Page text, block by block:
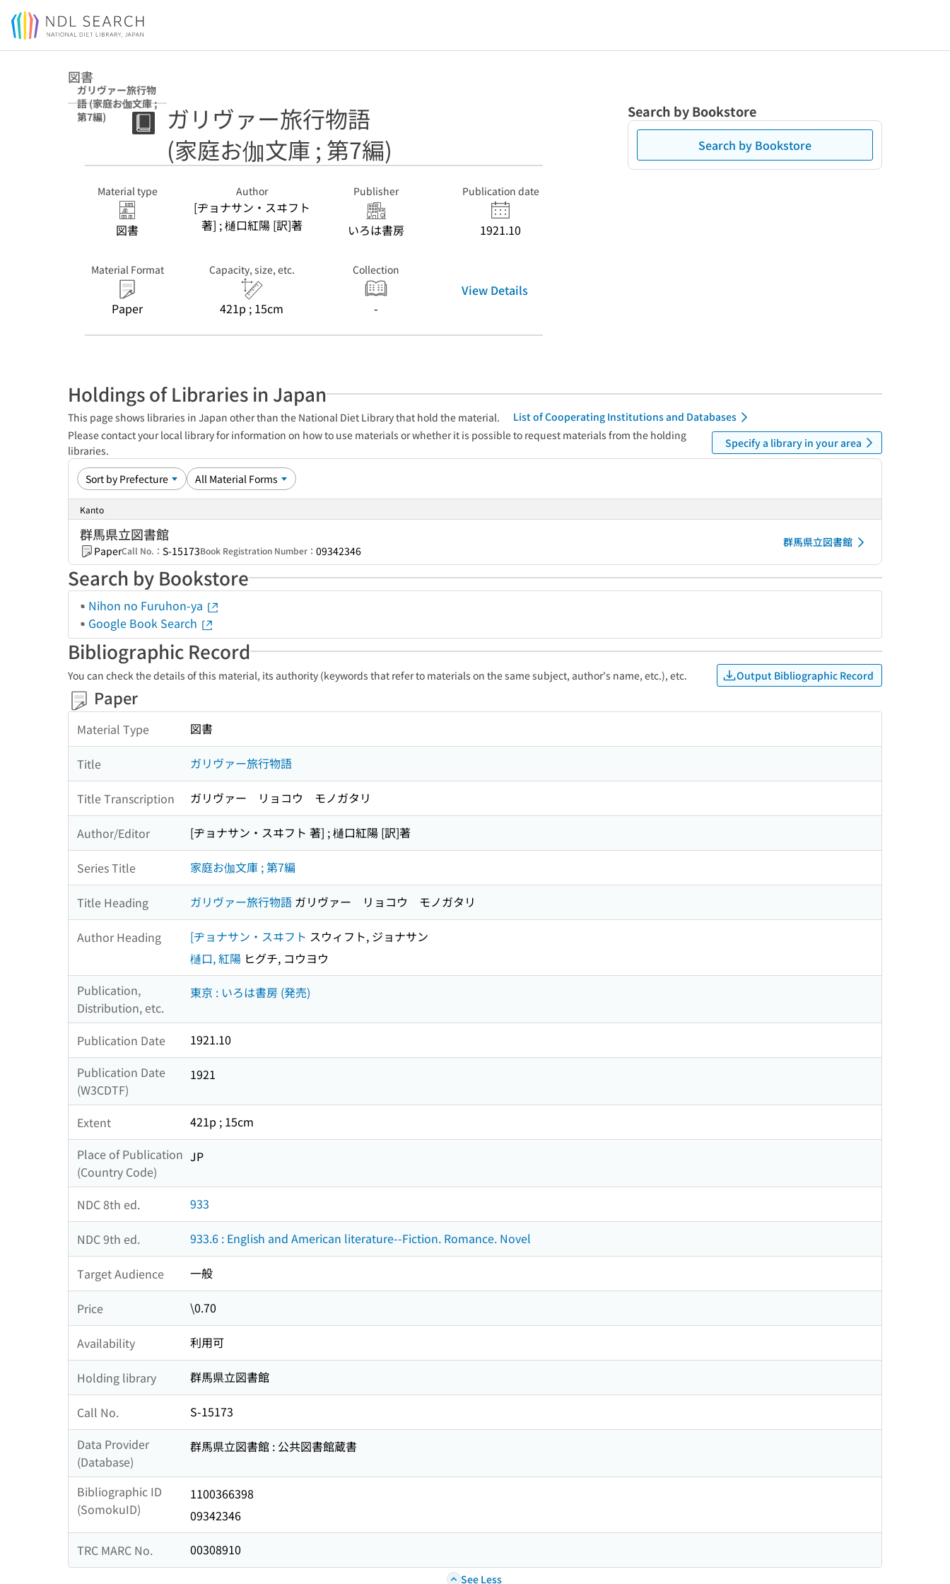
Jump to main content
図書
ガリヴァー旅行物
語 (家庭お伽文庫 ;
第7編)
ガリヴァー旅行物語
(家庭お伽文庫 ; 第7編)
Material type
図書
Author
[ヂョナサン・スヰフト
著] ; 樋口紅陽 [訳]著
Publisher
いろは書房
Publication date
1921.10
Material Format
Paper
Capacity, size, etc.
421p ; 15cm
Collection
-
View Details
Search by Bookstore
Search by Bookstore
Holdings of Libraries in Japan
This page shows libraries in Japan other than the National Diet Library that hold the material.
List of Cooperating Institutions and Databases
Please contact your local library for information on how to use materials or whether it is possible to request materials from the holding
libraries.
Specify a library in your area
Kanto
群馬県立図書館
PaperCall No.： S-15173Book Registration Number： 09342346
群馬県立図書館
Search by Bookstore
Nihon no Furuhon-ya
Google Book Search
Bibliographic Record
You can check the details of this material, its authority (keywords that refer to materials on the same subject, author's name, etc.), etc. Output Bibliographic Record
Paper
Material Type 図書
Title ガリヴァー旅行物語
Title Transcription ガリヴァー リョコウ モノガタリ
Author/Editor [ヂョナサン・スヰフト 著] ; 樋口紅陽 [訳]著
Series Title 家庭お伽文庫 ; 第7編
Title Heading ガリヴァー旅行物語 ガリヴァー リョコウ モノガタリ
Author Heading [ヂョナサン・スヰフト スウィフト, ジョナサン
樋口, 紅陽 ヒグチ, コウヨウ
Publication,
Distribution, etc.
東京 : いろは書房 (発売)
Publication Date
1921.10
Publication Date
(W3CDTF)
1921
Extent
421p ; 15cm
Place of Publication
(Country Code)
JP
NDC 8th ed. 933
NDC 9th ed. 933.6 : English and American literature--Fiction. Romance. Novel
Target Audience 一般
Price \0.70
Availability 利用可
Holding library 群馬県立図書館
Call No.
S-15173
Data Provider
(Database)
群馬県立図書館 : 公共図書館蔵書
Bibliographic ID
(SomokuID)
1100366398
09342346
TRC MARC No. 00308910
See Less